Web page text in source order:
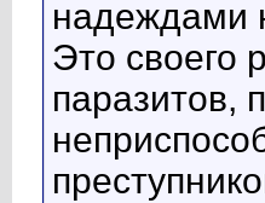
надеждами
Это своего
паразитов,